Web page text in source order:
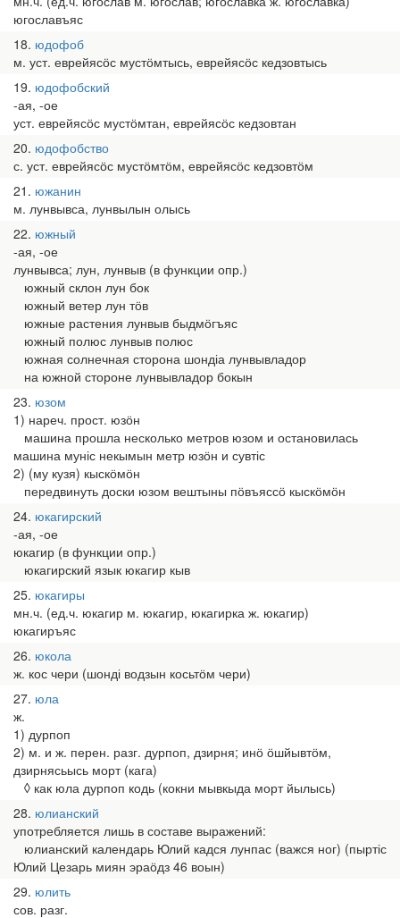
югославъяс
18 юдофоб
м. уст. еврейясӧс мустӧмтысь, еврейясӧс кедзовтысь
19 юдофобский
-ая, -ое
уст. еврейясӧс мустӧмтан, еврейясӧс кедзовтан
20 юдофобство
с. уст. еврейясӧс мустӧмтӧм, еврейясӧс кедзовтӧм
21 южанин
м. лунвывса, лунвылын олысь
22 южный
-ая, -ое
лунвывса; лун, лунвыв (в функции опр.)
южный склон лун бок
южный ветер лун тӧв
южные растения лунвыв быдмӧгъяс
южный полюс лунвыв полюс
южная солнечная сторона шондіа лунвывладор
на южной стороне лунвывладор бокын
23 юзом
1) нареч. прост. юзӧн
машина прошла несколько метров юзом и остановилась
машина муніс некымын метр юзӧн и сувтіс
2) (му кузя) кыскӧмӧн
передвинуть доски юзом вештыны пӧвъяссӧ кыскӧмӧн
24 юкагирский
-ая, -ое
юкагир (в функции опр.)
юкагирский язык юкагир кыв
25 юкагиры
мн.ч. (ед.ч. юкагир м. юкагир, юкагирка ж. юкагир)
юкагиръяс
26 юкола
ж. кос чери (шонді водзын косьтӧм чери)
27 юла
ж.
1) дурпоп
2) м. и ж. перен. разг. дурпоп, дзирня; инӧ ӧшйывтӧм,
дзирнясьысь морт (кага)
◊ как юла дурпоп кодь (кокни мывкыда морт йылысь)
28 юлианский
употребляется лишь в составе выражений:
юлианский календарь Юлий кадся лунпас (важся ног) (пыртіс
Юлий Цезарь миян эраӧдз 46 воын)
29 юлить
сов. разг.